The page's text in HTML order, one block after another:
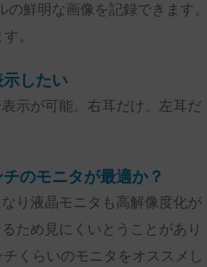
鮮明な画像を記録できます。
。
したい
示が可能。右耳だけ、左耳だ
のモニタが最適か？
り液晶モニタも高解像度化が
ため見にくいとうことがあり
くらいのモニタをオススメし